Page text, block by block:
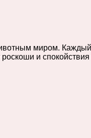
миром.
и